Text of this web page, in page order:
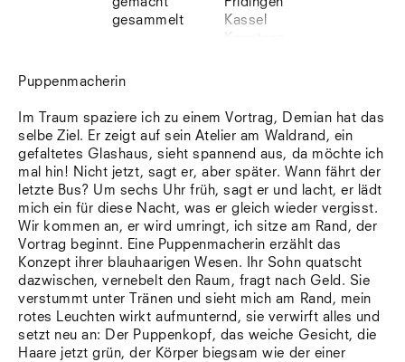
gesammelt
Kassel
Lio
Lissabon
NYC
Paris
Sonnenbühl
Straßburg
Stuttgart
Südtirol
Sylt
Vellexon
Venedig
Zürich
Offenes Buch
Puppenmacherin
Im Traum spaziere ich zu einem Vortrag, Demian hat das
selbe Ziel. Er zeigt auf sein Atelier am Waldrand, ein
gefaltetes Glashaus, sieht spannend aus, da möchte ich
mal hin! Nicht jetzt, sagt er, aber später. Wann fährt der
letzte Bus? Um sechs Uhr früh, sagt er und lacht, er lädt
mich ein für diese Nacht, was er gleich wieder vergisst.
Wir kommen an, er wird umringt, ich sitze am Rand, der
Vortrag beginnt. Eine Puppenmacherin erzählt das
Konzept ihrer blauhaarigen Wesen. Ihr Sohn quatscht
dazwischen, vernebelt den Raum, fragt nach Geld. Sie
verstummt unter Tränen und sieht mich am Rand, mein
rotes Leuchten wirkt aufmunternd, sie verwirft alles und
setzt neu an: Der Puppenkopf, das weiche Gesicht, die
Haare jetzt grün, der Körper biegsam wie der einer